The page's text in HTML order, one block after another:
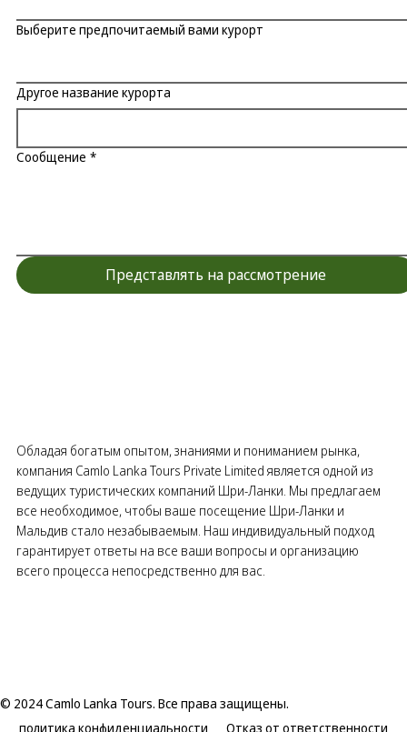
Выберите предпочитаемый вами курорт
Другое название курорта
Сообщение *
Представлять на рассмотрение
© 2024 Camlo Lanka Tours. Все права защищены.
политика конфиденциальности
Отказ от ответственности
Обладая богатым опытом, знаниями и пониманием рынка,
компания Camlo Lanka Tours Private Limited является одной из
ведущих туристических компаний Шри-Ланки. Мы предлагаем
все необходимое, чтобы ваше посещение Шри-Ланки и
Мальдив стало незабываемым. Наш индивидуальный подход
гарантирует ответы на все ваши вопросы и организацию
всего процесса непосредственно для вас.